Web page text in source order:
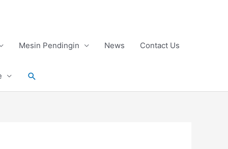
Mesin Pendingin News Contact Us
Search